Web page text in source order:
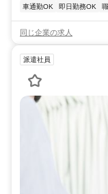
車通勤OK
即日勤務OK
同じ企業の求人
派遣社員